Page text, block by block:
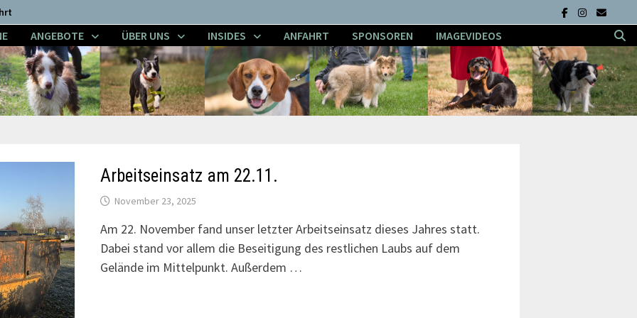
ANGEBOTE ÜBER UNS INSIDES ANFAHRT SPONSOREN IMAGEVIDEOS
Arbeitseinsatz am 22.11.
November 23, 2025
Am 22. November fand unser letzter Arbeitseinsatz dieses Jahres statt.
Dabei stand vor allem die Beseitigung des restlichen Laubs auf dem
Gelände im Mittelpunkt. Außerdem …